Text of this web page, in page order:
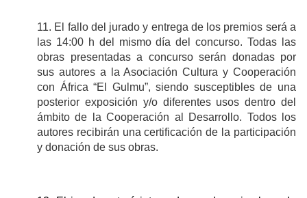
11. El fallo del jurado y entrega de los premios será a
las 14:00 h del mismo día del concurso. Todas las
obras presentadas a concurso serán donadas por
sus autores a la Asociación Cultura y Cooperación
con África “El Gulmu”, siendo susceptibles de una
posterior exposición y/o diferentes usos dentro del
ámbito de la Cooperación al Desarrollo. Todos los
autores recibirán una certificación de la participación
y donación de sus obras.